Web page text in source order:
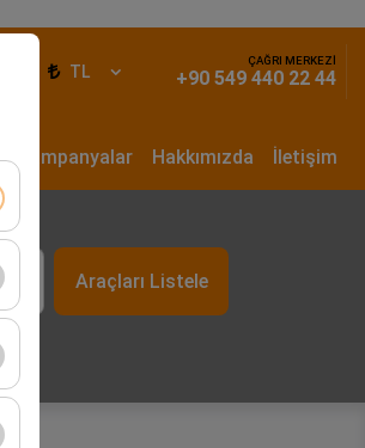
TL
ÇAĞRI MERKEZİ
+90 549 440 22 44
Kampanyalar Hakkımızda İletişim
Araçları Listele